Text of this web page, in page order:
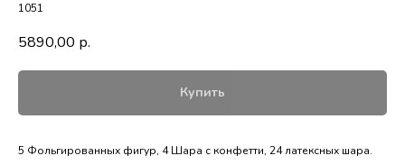
1051
5890,00 р.
Купить
5 Фольгированных фигур, 4 Шара с конфетти, 24 латексных шара.